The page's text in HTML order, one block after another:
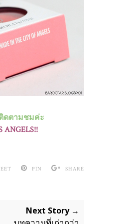
ตามชมค่ะ
ANGELS!!
PIN SHARE
Next Story →